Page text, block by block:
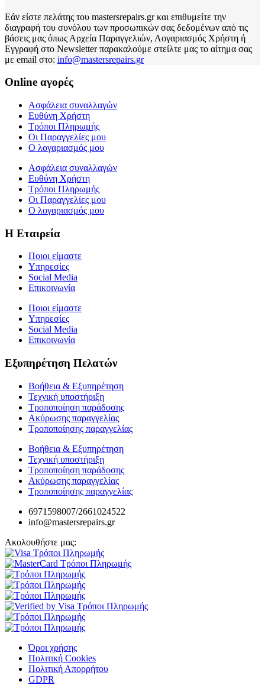
Εάν είστε πελάτης του mastersrepairs.gr και επιθυμείτε την
διαγραφή του συνόλου των προσωπικών σας δεδομένων από τις
βάσεις μας όπως Αρχεία Παραγγελιών, Λογαριασμός Χρήστη ή
Εγγραφή στο Newsletter παρακαλούμε στείλτε μας το αίτημα σας
με email στο: info@mastersrepairs.gr
Online αγορές
Ασφάλεια συναλλαγών
Ευθύνη Χρήστη
Τρόποι Πληρωμής
Οι Παραγγελίες μου
Ο λογαριασμός μου
Ασφάλεια συναλλαγών
Ευθύνη Χρήστη
Τρόποι Πληρωμής
Οι Παραγγελίες μου
Ο λογαριασμός μου
Η Εταιρεία
Ποιοι είμαστε
Υπηρεσίες
Social Media
Επικοινωνία
Ποιοι είμαστε
Υπηρεσίες
Social Media
Επικοινωνία
Εξυπηρέτηση Πελατών
Βοήθεια & Εξυπηρέτηση
Τεχνική υποστήριξη
Τροποποίηση παράδοσης
Ακύρωσης παραγγελίας
Τροποποίησης παραγγελίας
Βοήθεια & Εξυπηρέτηση
Τεχνική υποστήριξη
Τροποποίηση παράδοσης
Ακύρωσης παραγγελίας
Τροποποίησης παραγγελίας
6971598007/2661024522
info@mastersrepairs.gr
Ακολουθήστε μας:
Όροι χρήσης
Πολιτική Cookies
Πολιτική Απορρήτου
GDPR